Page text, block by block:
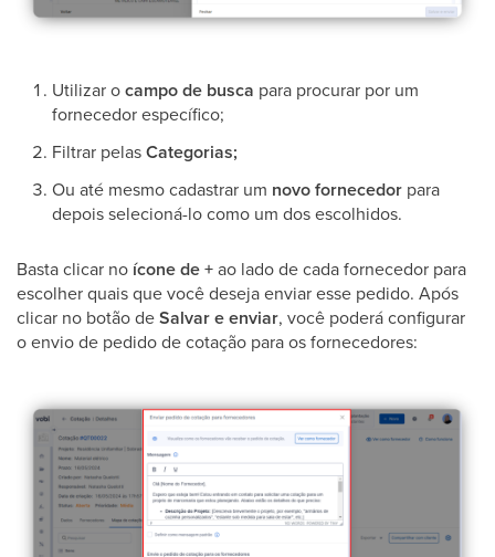
Utilizar ocampo de busca para procurar por um
fornecedor específico;
Filtrar pelasCategorias;
Ou até mesmo cadastrar um novo fornecedor para
depois selecioná-lo como um dos escolhidos.
Basta clicar no ícone de +ao lado de cada fornecedor para
escolher quais que você deseja enviar esse pedido. Após
clicar no botão deSalvar e enviar, você poderá configurar
o envio de pedido de cotação para os fornecedores: